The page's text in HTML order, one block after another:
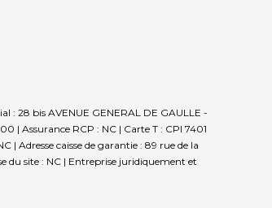
: 28 bis AVENUE GENERAL DE GAULLE -
| Assurance RCP : NC | Carte T : CPI 7401
Adresse caisse de garantie : 89 rue de la
du site : NC | Entreprise juridiquement et